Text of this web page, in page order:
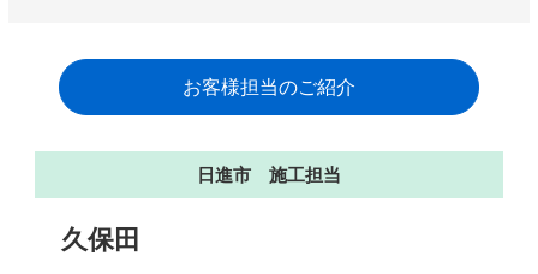
お客様担当のご紹介
日進市 施工担当
久保田